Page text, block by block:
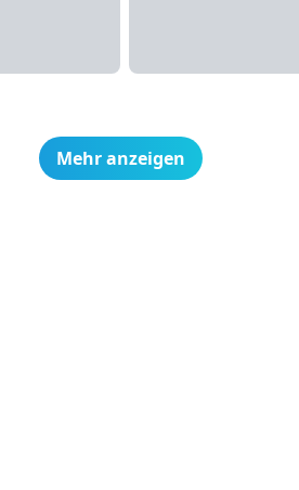
Mehr anzeigen